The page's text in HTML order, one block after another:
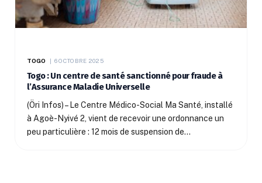
TOGO 6 OCTOBRE 2025
Togo : Un centre de santé sanctionné pour fraude à
l’Assurance Maladie Universelle
(Öri Infos) – Le Centre Médico-Social Ma Santé, installé
à Agoè-Nyivé 2, vient de recevoir une ordonnance un
peu particulière : 12 mois de suspension de…